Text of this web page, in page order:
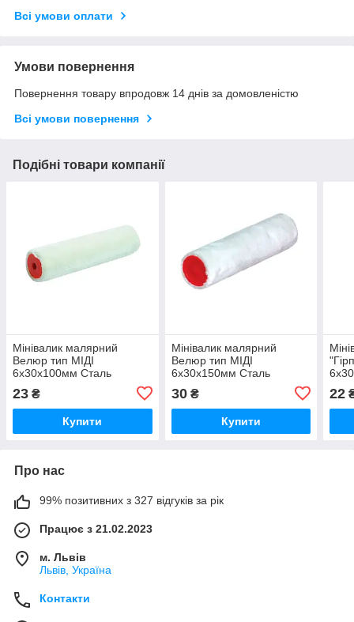
Всі умови оплати
Умови повернення
Повернення товару впродовж 14 днів за домовленістю
Всі умови повернення
Подібні товари компанії
Мінівалик малярний
Велюр тип МІДІ
6х30х100мм Сталь
23 ₴
Купити
Мінівалик малярний
Велюр тип МІДІ
6х30х150мм Сталь
30₴
Купити
22
Про нас
99% позитивних з 327 відгуків за рік
Працює з 21.02.2023
м. Львів
Львів, Україна
Контакти